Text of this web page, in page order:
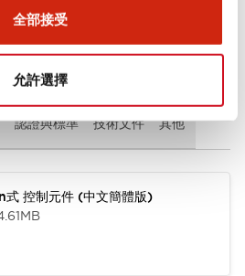
全部接受
允許選擇
認證與標準 技術文件 其他
控制元件 (中文簡體版)